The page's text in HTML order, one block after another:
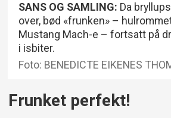
SANS OG SAMLING: Da
over, bød «frunken» –
Mustang Mach-e – fortsatt på
i isbiter.
Foto: BENEDICTE EIKENES
Frunket perfekt!